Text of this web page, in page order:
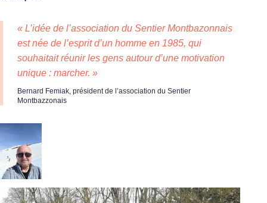
« L’idée de l’association du Sentier Montbazonnais
est née de l’esprit d’un homme en 1985, qui
souhaitait réunir les gens autour d’une motivation
unique : marcher. »
Bernard Femiak, président de l’association du Sentier
Montbazzonais